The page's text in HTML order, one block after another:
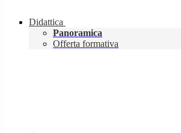
Didattica
Panoramica
Offerta formativa